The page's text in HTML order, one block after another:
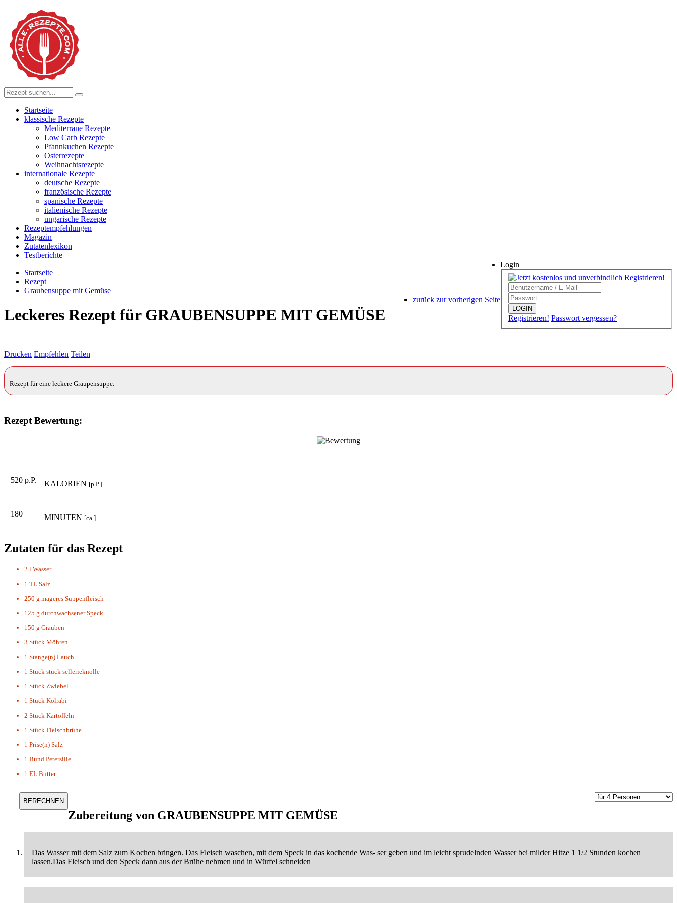
Startseite
klassische Rezepte
Mediterrane Rezepte
Low Carb Rezepte
Pfannkuchen Rezepte
Osterrezepte
Weihnachtsrezepte
internationale Rezepte
deutsche Rezepte
französische Rezepte
spanische Rezepte
italienische Rezepte
ungarische Rezepte
Rezeptempfehlungen
Magazin
Zutatenlexikon
Testberichte
Login
LOGIN
Registrieren! Passwort vergessen?
Startseite
Rezept
Graubensuppe mit Gemüse
zurück zur vorherigen Seite
Leckeres Rezept für GRAUBENSUPPE MIT GEMÜSE
Drucken Empfehlen Teilen
Rezept für eine leckere Graupensuppe.
Rezept Bewertung:
520 p.P. KALORIEN [p.P.]
180 MINUTEN [ca.]
Zutaten für das Rezept
2 l Wasser
1 TL Salz
250 g mageres Suppenfleisch
125 g durchwachsener Speck
150 g Grauben
3 Stück Möhren
1 Stange(n) Lauch
1 Stück stück sellerieknolle
1 Stück Zwiebel
1 Stück Kolrabi
2 Stück Kartoffeln
1 Stück Fleischbrühe
1 Prise(n) Salz
1 Bund Petersilie
1 EL Butter
Zubereitung von GRAUBENSUPPE MIT GEMÜSE
Das Wasser mit dem Salz zum Kochen bringen. Das Fleisch waschen, mit dem Speck in das kochende Was- ser geben und im leicht sprudelnden Wasser bei milder Hitze 1 1/2 Stunden kochen
lassen.Das Fleisch und den Speck dann aus der Brühe nehmen und in Würfel schneiden